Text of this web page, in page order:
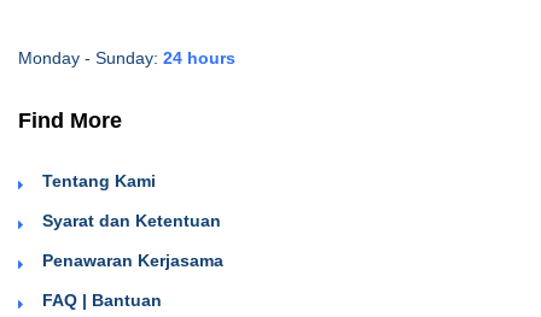
Monday - Sunday: 24 hours
Find More
Tentang Kami
Syarat dan Ketentuan
Penawaran Kerjasama
FAQ | Bantuan